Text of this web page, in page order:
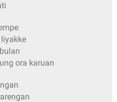
ora karuan